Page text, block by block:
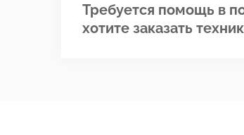
Требуется помощь в
хотите заказать